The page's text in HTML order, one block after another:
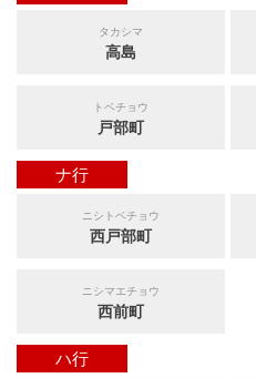
タカシマ
高島
トベチョウ
戸部町
ナ行
ニシトベチョウ
西戸部町
ニシマエチョウ
西前町
ハ行